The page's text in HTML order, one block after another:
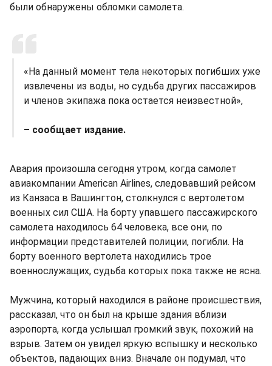
были обнаружены обломки самолета.
«На данный момент тела некоторых погибших уже
извлечены из воды, но судьба других пассажиров
и членов экипажа пока остается неизвестной»,
– сообщает издание.
Авария произошла сегодня утром, когда самолет
авиакомпании American Airlines, следовавший рейсом
из Канзаса в Вашингтон, столкнулся с вертолетом
военных сил США. На борту упавшего пассажирского
самолета находилось 64 человека, все они, по
информации представителей полиции, погибли. На
борту военного вертолета находились трое
военнослужащих, судьба которых пока также не ясна.
Мужчина, который находился в районе происшествия,
рассказал, что он был на крыше здания вблизи
аэропорта, когда услышал громкий звук, похожий на
взрыв. Затем он увидел яркую вспышку и несколько
объектов, падающих вниз. Вначале он подумал, что